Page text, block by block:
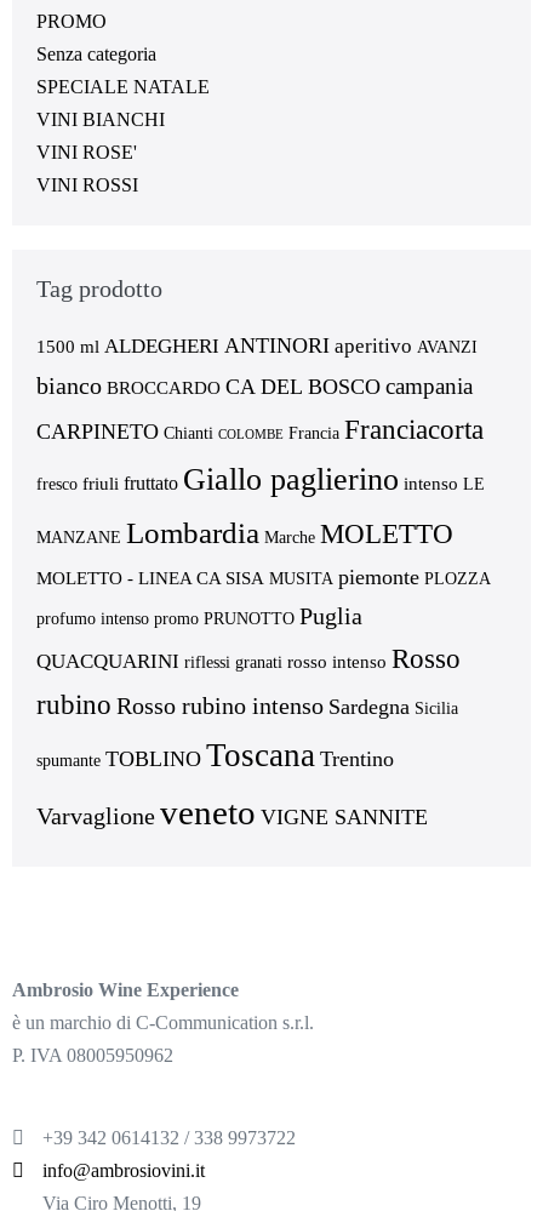
PROMO
Senza categoria
SPECIALE NATALE
VINI BIANCHI
VINI ROSE'
VINI ROSSI
Tag prodotto
1500 ml ALDEGHERI ANTINORI aperitivo AVANZI
bianco BROCCARDO CA DEL BOSCO campania
CARPINETO Chianti COLOMBE Francia Franciacorta
fresco friuli fruttato Giallo paglierino intenso LE
MANZANE Lombardia Marche MOLETTO
MOLETTO - LINEA CA SISA MUSITA piemonte PLOZZA
profumo intenso promo PRUNOTTO Puglia
QUACQUARINI riflessi granati rosso intenso Rosso
rubino Rosso rubino intenso Sardegna Sicilia
spumante TOBLINO Toscana Trentino
Varvaglioneveneto VIGNE SANNITE
Ambrosio Wine Experience
è un marchio di C-Communication s.r.l.
P. IVA 08005950962
+39 342 0614132 / 338 9973722
info@ambrosiovini.it
Via Ciro Menotti, 19